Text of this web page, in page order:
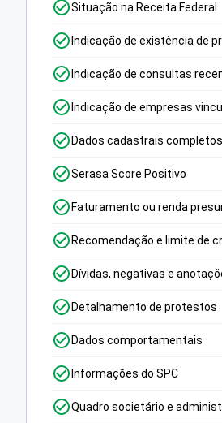
Situação na Receita Federal
Indicação de existência de
Indicação de consultas
Indicação de empresas
Dados cadastrais completos
Serasa Score Positivo
Faturamento ou renda
Recomendação e limite de
Dívidas, negativas e
Detalhamento de protestos
Dados comportamentais
Informações do SPC
Quadro societário e